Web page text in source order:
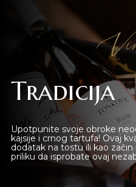
Online shop
Beograd
Gift Shop
O nama
Deli Market
Lounge Bar
Tradicija
Upotpunite svoje obroke
kajsije i crnog tartufa! Ovaj
dodatak na tostu ili kao
priliku da isprobate ovaj